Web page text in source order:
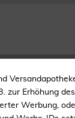
zur Erhöhung
Werbung,